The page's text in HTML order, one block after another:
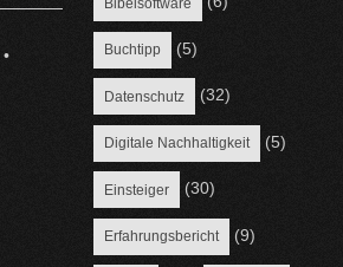
•
Buchtipp (5)
Datenschutz (32)
Digitale Nachhaltigkeit (5)
Einsteiger (30)
Erfahrungsbericht (9)